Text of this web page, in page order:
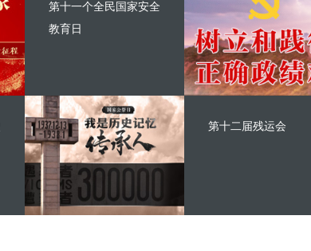
第十一个全民国家安全
教育日
第十二届残运会